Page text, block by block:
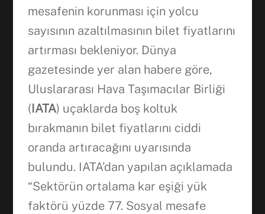
mesafenin korunması için yolcu
sayısının azaltılmasının bilet fiyatlarını
artırması bekleniyor. Dünya
gazetesinde yer alan habere göre,
Uluslararası Hava Taşımacılar Birliği
(IATA) uçaklarda boş koltuk
bırakmanın bilet fiyatlarını ciddi
oranda artıracağını uyarısında
bulundu. IATA’dan yapılan açıklamada
“Sektörün ortalama kar eşiği yük
faktörü yüzde 77. Sosyal mesafe